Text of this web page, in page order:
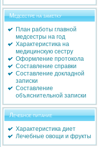
Медсестре на заметку
План работы главной
медсестры на год
Характеристика на
медицинскую сестру
Оформление протокола
Составление справки
Составление докладной
записки
Составление
объяснительной записки
Лечебное питание
Характеристика диет
Лечебные овощи и фрукты